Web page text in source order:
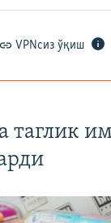
VPNсиз ўқиш
таглик